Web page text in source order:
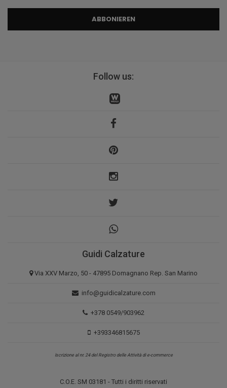
ABBONIEREN
Follow us:
Guidi Calzature
Via XXV Marzo, 50 - 47895 Domagnano Rep. San Marino
info@guidicalzature.com
+378 0549/903962
+393346815675
Iscrizione al nr. 24 del Registro delle Attività di e-commerce
C.O.E. SM 03181 - Tutti i diritti riservati